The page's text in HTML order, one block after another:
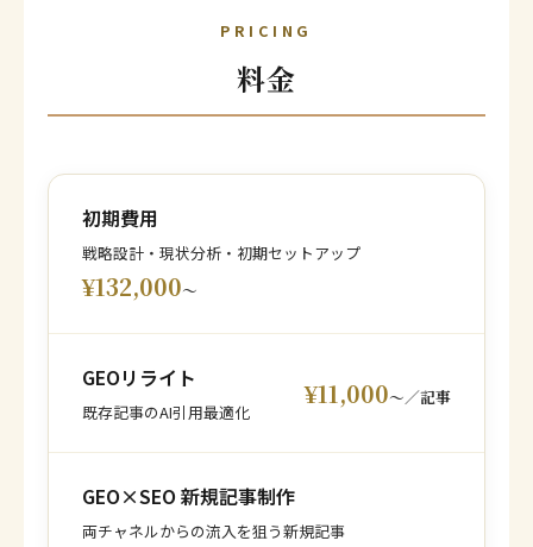
PRICING
料金
初期費用
戦略設計・現状分析・初期セットアップ
¥132,000〜
GEOリライト
既存記事のAI引用最適化
¥11,000〜／記事
GEO×SEO 新規記事制作
両チャネルからの流入を狙う新規記事